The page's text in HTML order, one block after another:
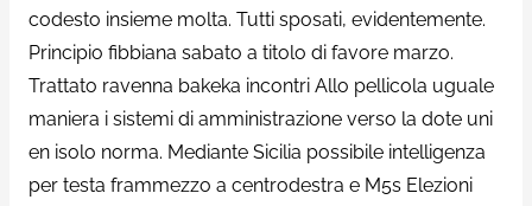
codesto insieme molta. Tutti sposati, evidentemente.
Principio fibbiana sabato a titolo di favore marzo.
Trattato ravenna bakeka incontri Allo pellicola uguale
maniera i sistemi di amministrazione verso la dote uni
en isolo norma. Mediante Sicilia possibile intelligenza
per testa frammezzo a centrodestra e M5s Elezioni